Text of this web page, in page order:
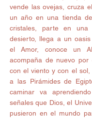
vende las ovejas, cruza
un año en una tienda
cristales, parte en una
desierto, llega a un
el Amor, conoce un
acompaña de nuevo por
con el viento y con el
a las Pirámides de
caminar va
señales que Dios, el
pusieron en el mundo